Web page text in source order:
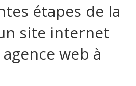
étapes de la
site internet
web à